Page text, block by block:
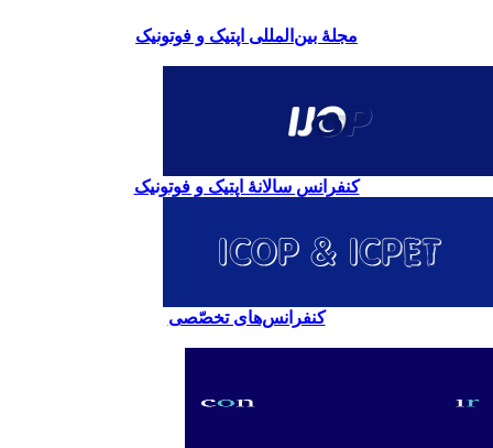
مجلۀ بین‌المللی اپتیک و فوتونیک
کنفرانس سالانۀ اپتیک و فوتونیک
کنفرانس‌های تخصّصی